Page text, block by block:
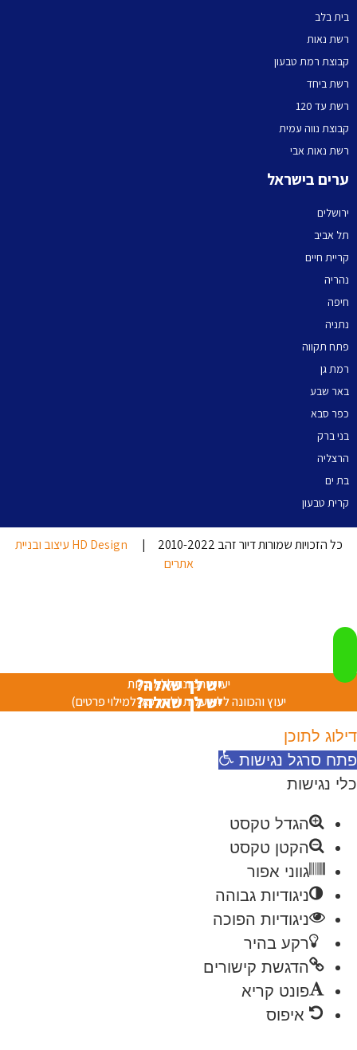
בלב
נאות
רמת טבעון
ביחד
עד 120
נווה עמית
נאות אבי
בישראל
אביב
חיים
תקווה
גן
שבע
סבא
ברק
ים
טבעון
כל הזכויות שמורות דיור זהב 2010-2022 |
HD Design עיצוב ובניית
אתרים
יש לך שאלה?
יעוץ והכוונה ללא עלות
יש לך שאלה?
יעוץ והכוונה ללא עלות (לחץ כאן למילוי פרטים)
לתוכן
סרגל נגישות
נגישות
הגדל טקסט
הקטן טקסט
גווני אפור
ניגודיות גבוהה
ניגודיות הפוכה
רקע בהיר
הדגשת קישורים
פונט קריא
איפוס